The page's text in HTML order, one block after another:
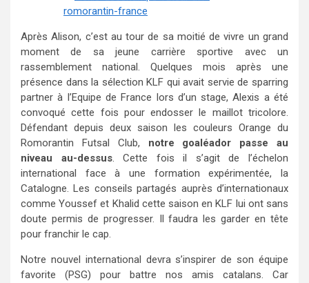
Après Alison, c’est au tour de sa moitié de vivre un grand
moment de sa jeune carrière sportive avec un
rassemblement national. Quelques mois après une
présence dans la sélection KLF qui avait servie de sparring
partner à l’Equipe de France lors d’un stage, Alexis a été
convoqué cette fois pour endosser le maillot tricolore.
Défendant depuis deux saison les couleurs Orange du
Romorantin Futsal Club, notre goaléador passe au
niveau au-dessus. Cette fois il s’agit de l’échelon
international face à une formation expérimentée, la
Catalogne. Les conseils partagés auprès d’internationaux
comme Youssef et Khalid cette saison en KLF lui ont sans
doute permis de progresser. Il faudra les garder en tête
pour franchir le cap.
Notre nouvel international devra s’inspirer de son équipe
favorite (PSG) pour battre nos amis catalans. Car